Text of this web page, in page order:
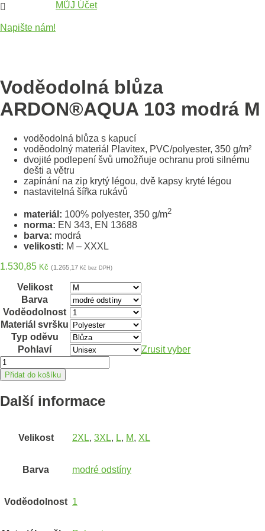

Napište nám!
MŮJ Účet
Voděodolná blůza
ARDON®AQUA 103 modrá M
voděodolná blůza s kapucí
voděodolný materiál Plavitex, PVC/polyester, 350 g/m²
dvojité podlepení švů umožňuje ochranu proti silnému
dešti a větru
zapínání na zip krytý légou, dvě kapsy kryté légou
nastavitelná šířka rukávů
materiál: 100% polyester, 350 g/m2
norma: EN 343, EN 13688
barva: modrá
velikosti: M – XXXL
1.530,85 Kč (1.265,17 Kč bez DPH)
Velikost
Barva
Voděodolnost
Materiál svršku
Typ oděvu
Pohlaví
Zrusit vyber
Voděodolná
blůza
ARDON®AQUA
modrá
Přidat do košíku
Další informace
Velikost 2XL, 3XL, L, M, XL
Barva modré odstíny
Voděodolnost 1